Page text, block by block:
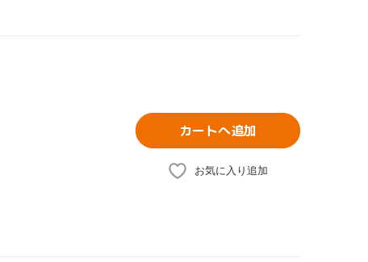
カートへ追加
お気に入り追加